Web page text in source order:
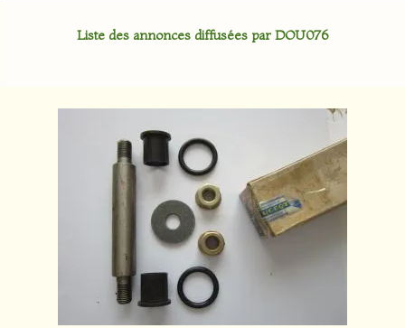
Liste des annonces diffusées par DOU076